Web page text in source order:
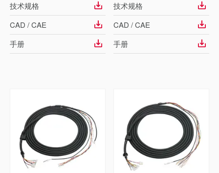
技术规格
CAD / CAE
手册
技术规格
CAD / CAE
手册